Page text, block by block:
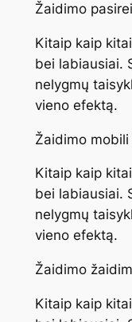
Žaidimo
Kitaip kaip
bei labiausiai.
nelygmų
vieno efektą.
Žaidimo
Kitaip kaip
bei labiausiai.
nelygmų
vieno efektą.
Žaidimo
Kitaip kaip